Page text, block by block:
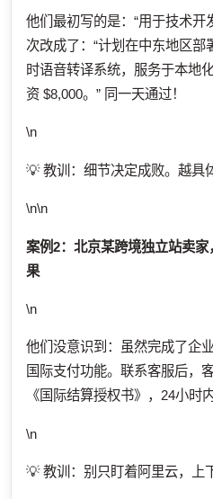
他们最初写的是：“用于技术开
次改成了：“计划在中东地区
时语音转译系统，服务于本地
资 $8,000。” 同一天通过！
\n
💡 教训：细节决定成败。越具
\n\n
案例2：北京某跨境独立站卖
果
\n
他们没意识到：虽然完成了企
国际支付功能。联系客服后，
《国际结算授权书》，24小时
\n
💡 教训：别只盯着阿里云，上